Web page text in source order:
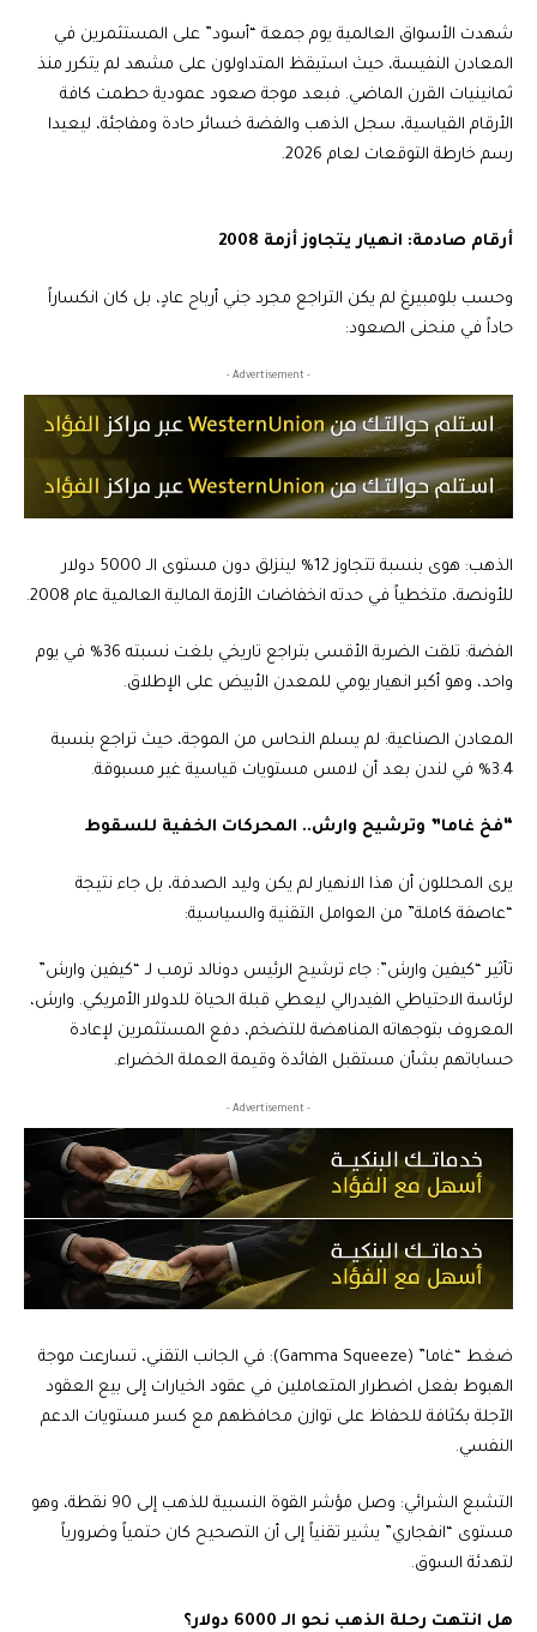
شهدت الأسواق العالمية يوم جمعة “أسود” على المستثمرين في
المعادن النفيسة، حيث استيقظ المتداولون على مشهد لم يتكرر منذ
ثمانينيات القرن الماضي. فبعد موجة صعود عمودية حطمت كافة
الأرقام القياسية، سجل الذهب والفضة خسائر حادة ومفاجئة، ليعيدا
رسم خارطة التوقعات لعام 2026.
أرقام صادمة: انهيار يتجاوز أزمة 2008
وحسب بلومبيرغ لم يكن التراجع مجرد جني أرباح عادٍ، بل كان انكساراً
حاداً في منحنى الصعود:
- Advertisement -
الذهب: هوى بنسبة تتجاوز 12% لينزلق دون مستوى الـ 5000 دولار
للأونصة، متخطياً في حدته انخفاضات الأزمة المالية العالمية عام 2008.
الفضة: تلقت الضربة الأقسى بتراجع تاريخي بلغت نسبته 36% في يوم
واحد، وهو أكبر انهيار يومي للمعدن الأبيض على الإطلاق.
المعادن الصناعية: لم يسلم النحاس من الموجة، حيث تراجع بنسبة
3.4% في لندن بعد أن لامس مستويات قياسية غير مسبوقة.
“فخ غاما” وترشيح وارش.. المحركات الخفية للسقوط
يرى المحللون أن هذا الانهيار لم يكن وليد الصدفة، بل جاء نتيجة
“عاصفة كاملة” من العوامل التقنية والسياسية:
تأثير “كيفين وارش”: جاء ترشيح الرئيس دونالد ترمب لـ “كيفين وارش”
لرئاسة الاحتياطي الفيدرالي ليعطي قبلة الحياة للدولار الأمريكي. وارش،
المعروف بتوجهاته المناهضة للتضخم، دفع المستثمرين لإعادة
حساباتهم بشأن مستقبل الفائدة وقيمة العملة الخضراء.
- Advertisement -
ضغط “غاما” (Gamma Squeeze): في الجانب التقني، تسارعت موجة
الهبوط بفعل اضطرار المتعاملين في عقود الخيارات إلى بيع العقود
الآجلة بكثافة للحفاظ على توازن محافظهم مع كسر مستويات الدعم
النفسي.
التشبع الشرائي: وصل مؤشر القوة النسبية للذهب إلى 90 نقطة، وهو
مستوى “انفجاري” يشير تقنياً إلى أن التصحيح كان حتمياً وضرورياً
لتهدئة السوق.
هل انتهت رحلة الذهب نحو الـ 6000 دولار؟